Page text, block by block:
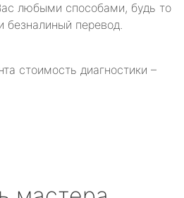
любыми способами, будь то
безналиный перевод.
стоимость диагностики –